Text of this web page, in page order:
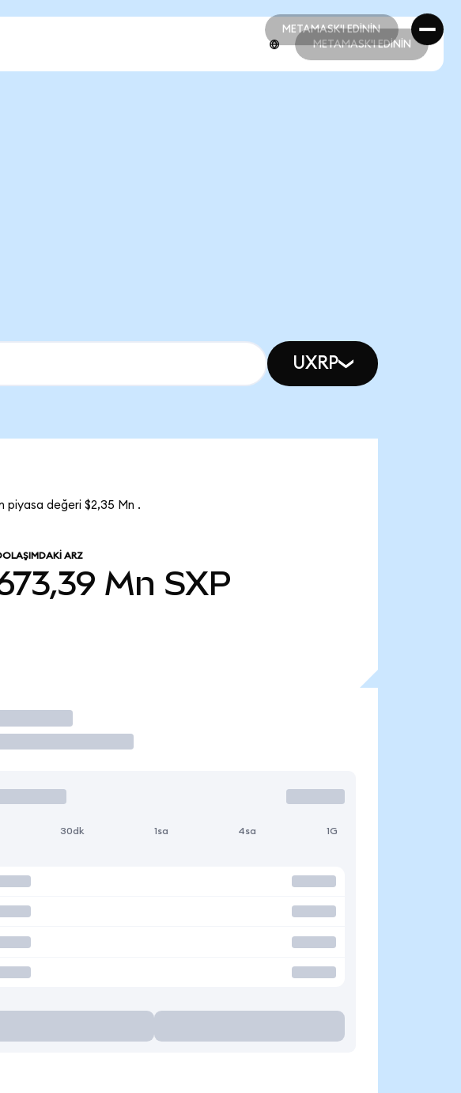
METAMASK'I EDİNİN
METAMASK'I EDİNİN
METAMASK'I EDİNİN
UXRP
piyasa değeri $2,35 Mn .
ARZ
Mn SXP
Yap
30dk 1sa 4sa 1G